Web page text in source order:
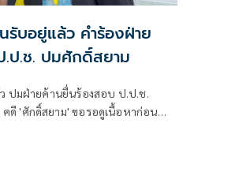
บอยู่แล้ว คำร้องฝ่าย
ป.ช. ปมศักดิ์สยาม
ปมฝ่ายค้านยื่นร้องสอบ ป.ป.ช.
ดี 'ศักดิ์สยาม' ขอรอดูเนื้อหาก่อน